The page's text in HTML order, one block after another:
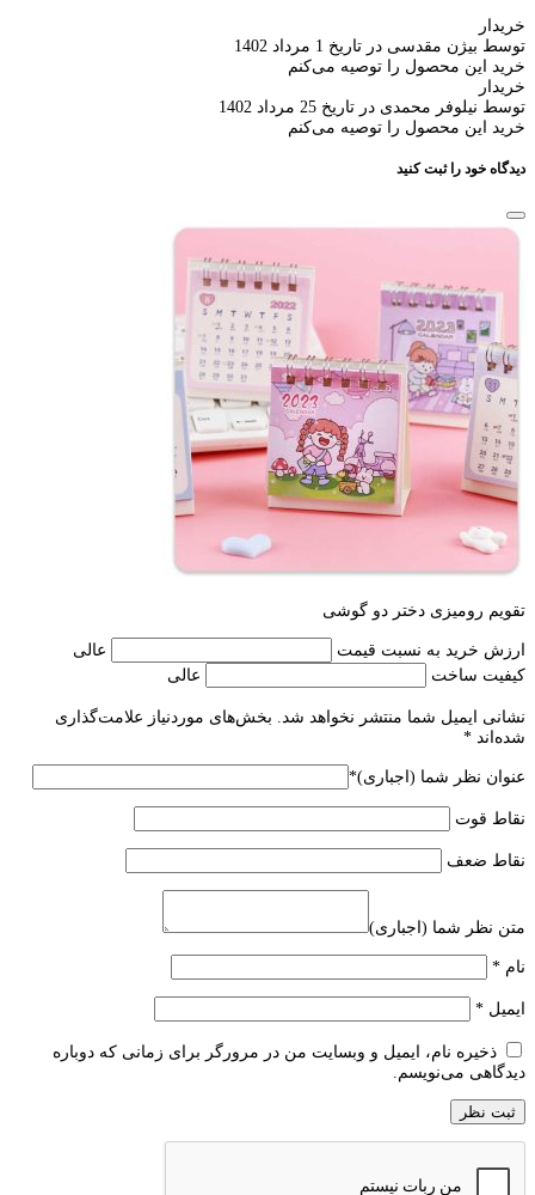
خریدار
توسط بیژن مقدسی در تاریخ 1 مرداد 1402
خرید این محصول را توصیه می‌کنم
خریدار
توسط نیلوفر محمدی در تاریخ 25 مرداد 1402
خرید این محصول را توصیه می‌کنم
دیدگاه خود را ثبت کنید
تقویم رومیزی دختر دو گوشی
ارزش خرید به نسبت قیمت
عالی
کیفیت ساخت
عالی
نشانی ایمیل شما منتشر نخواهد شد. بخش‌های موردنیاز علامت‌گذاری
شده‌اند *
عنوان نظر شما (اجباری)*
نقاط قوت
نقاط ضعف
متن نظر شما (اجباری)
نام *
ایمیل *
ذخیره نام، ایمیل و وبسایت من در مرورگر برای زمانی که دوباره
دیدگاهی می‌نویسم.